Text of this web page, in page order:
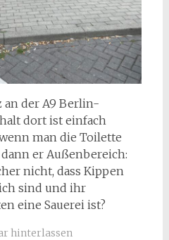
an der A9 Berlin-
dort ist einfach
man die Toilette
er Außenbereich:
nicht, dass Kippen
sind und ihr
eine Sauerei ist?
hinterlassen